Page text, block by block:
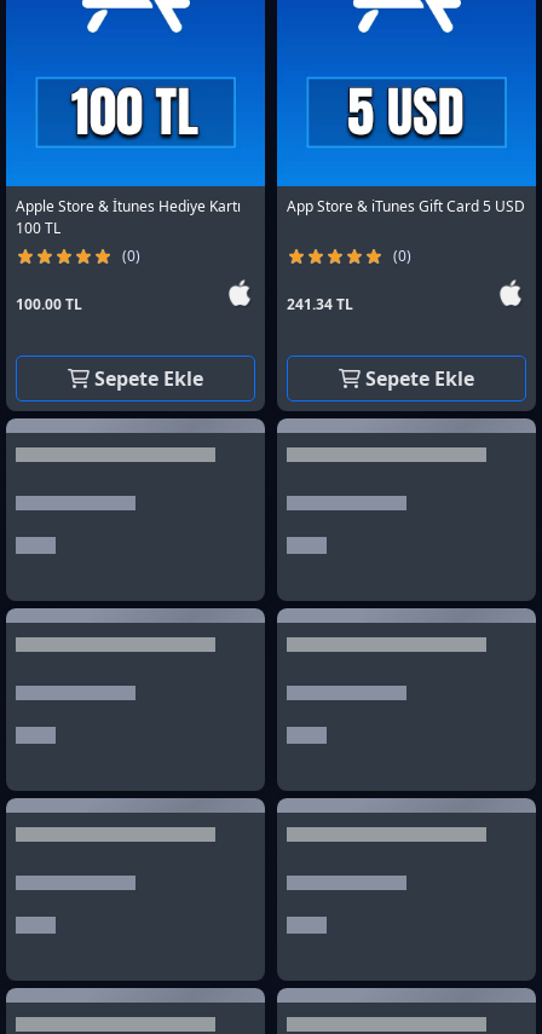
Apple Store & İtunes Hediye Kartı
100 TL
(0)
100.00 TL
Sepete Ekle
App Store & iTunes Gift Card 5 USD
(0)
241.34 TL
Sepete Ekle